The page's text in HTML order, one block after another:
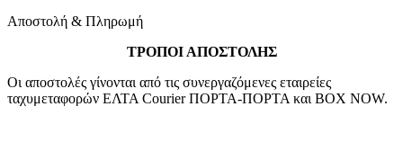
Αποστολή & Πληρωμή
ΤΡΟΠΟΙ ΑΠΟΣΤΟΛΗΣ
Οι αποστολές γίνονται από τις συνεργαζόμενες εταιρείες
ταχυμεταφορών ΕΛΤΑ Courier ΠΟΡΤΑ-ΠΟΡΤΑ και BOX NOW.